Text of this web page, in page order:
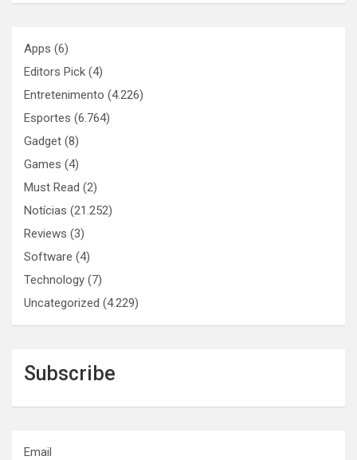
Apps (6)
Editors Pick (4)
Entretenimento (4.226)
Esportes (6.764)
Gadget (8)
Games (4)
Must Read (2)
Notícias (21.252)
Reviews (3)
Software (4)
Technology (7)
Uncategorized (4.229)
Subscribe
Email